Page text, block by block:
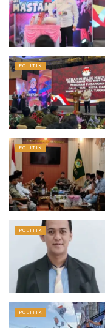
POLITIK
POLITIK
POLITIK
POLITIK